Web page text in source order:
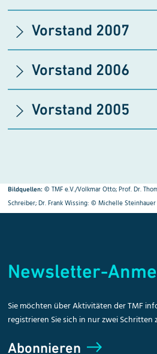
Vorstand 2007
Vorstand 2006
Vorstand 2005
Bildquellen: © TMF e.V./Volkmar Otto; Prof. Dr.
Schreiber; Dr. Frank Wissing: © Michelle Steinhauer
Newsletter-
Sie möchten über Aktivitäten der TMF
registrieren Sie sich in nur zwei Schritten
Abonnieren